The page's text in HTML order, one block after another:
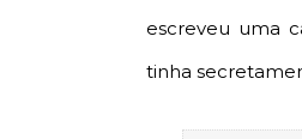
escreveu uma
tinha